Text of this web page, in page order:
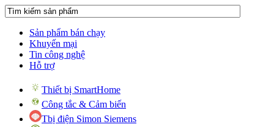
Sản phẩm bán chạy
Khuyến mại
Tin công nghệ
Hỗ trợ
Thiết bị SmartHome
Công tắc & Cảm biến
Tbị điện Simon Siemens